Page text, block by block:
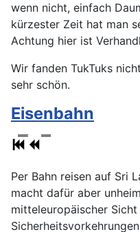
wenn nicht, einfach
kürzester Zeit hat man
Achtung hier ist
Wir fanden TukTuks
sehr schön.
Eisenbahn
Per Bahn reisen auf Sri
macht dafür aber
mitteleuropäischer